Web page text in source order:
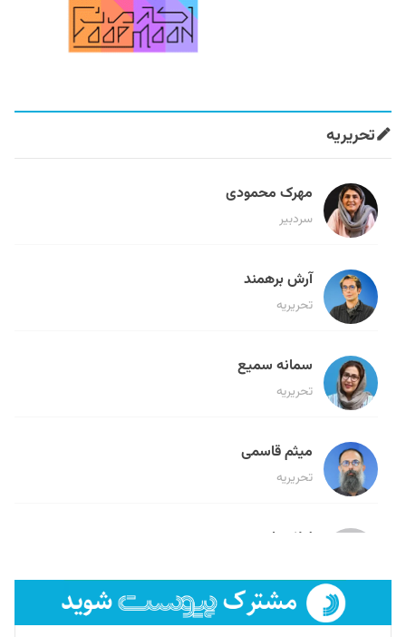
تحریریه
مهرک محمودی
سردبیر
آرش برهمند
تحریریه
سمانه سمیع
تحریریه
میثم قاسمی
تحریریه
لیلا حنارود
فائزه فتحی رستمی